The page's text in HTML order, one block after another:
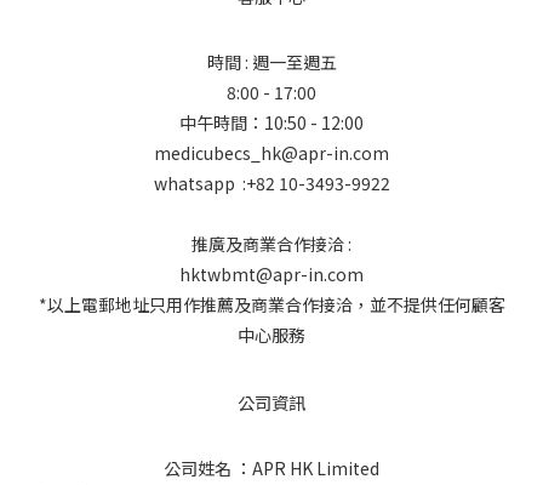
時間 : 週一至週五
8:00 - 17:00
中午時間：10:50 - 12:00
medicubecs_hk@apr-in.com
whatsapp :+82 10-3493-9922
推廣及商業合作接洽 :
hktwbmt@apr-in.com
*以上電郵地址只用作推薦及商業合作接洽，並不提供任何顧客
中心服務
公司資訊
公司姓名 ：APR HK Limited